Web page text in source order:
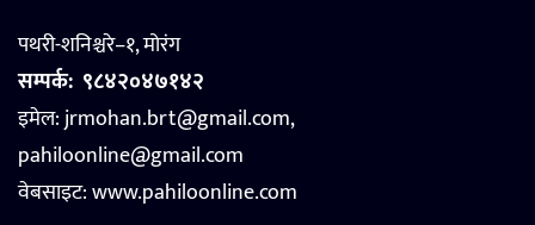
पथरी-शनिश्चरे–१, मोरंग
सम्पर्क: ९८४२०४७१४२
इमेल: jrmohan.brt@gmail.com,
pahiloonline@gmail.com
वेबसाइट:www.pahiloonline.com